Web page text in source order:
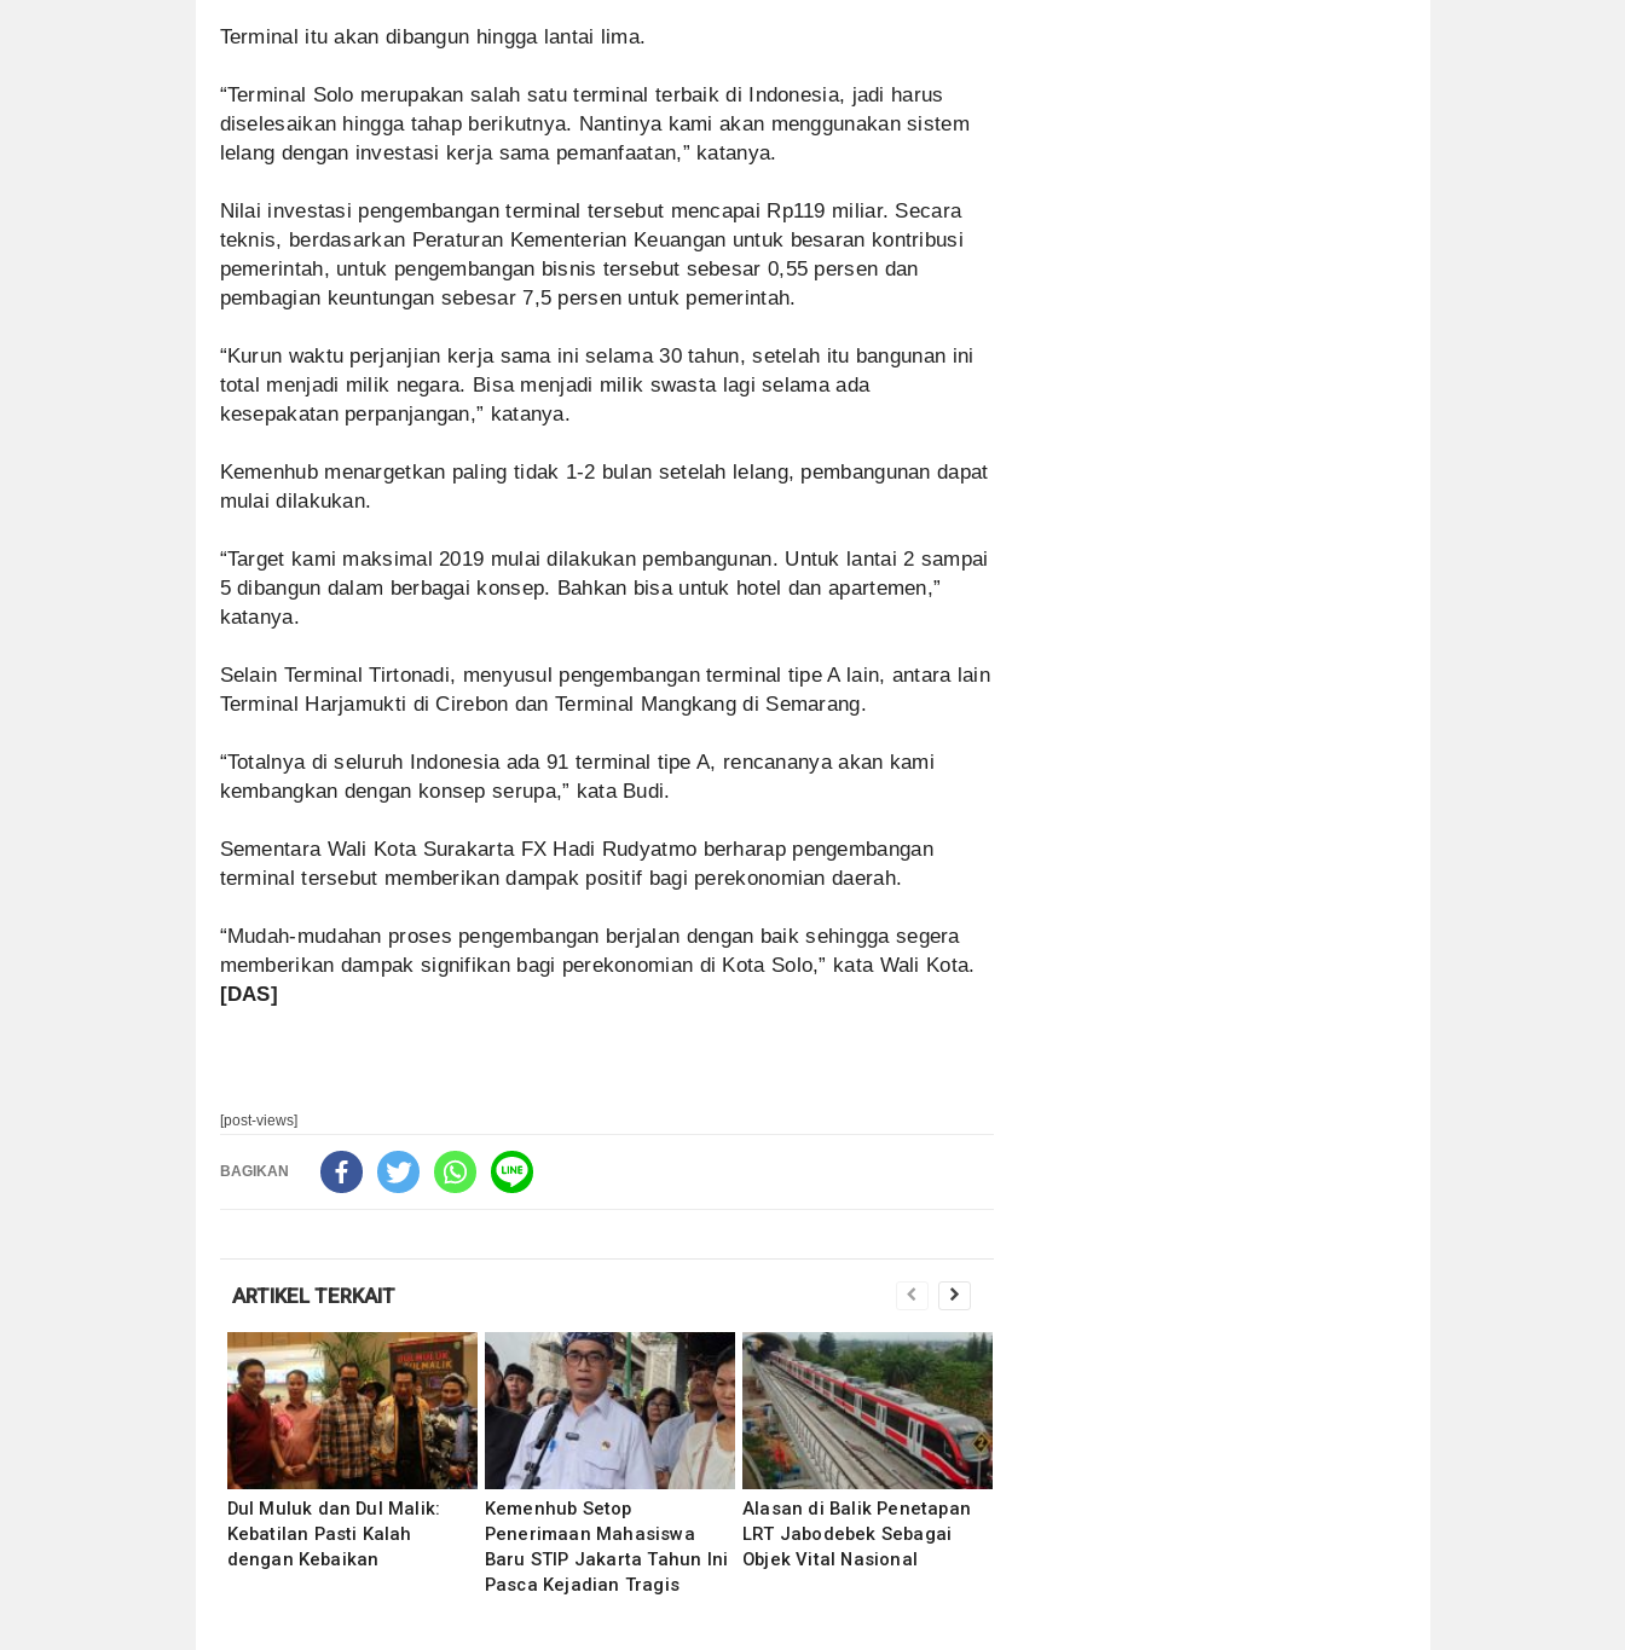
Terminal itu akan dibangun hingga lantai lima.
“Terminal Solo merupakan salah satu terminal terbaik di Indonesia, jadi harus
diselesaikan hingga tahap berikutnya. Nantinya kami akan menggunakan sistem
lelang dengan investasi kerja sama pemanfaatan,” katanya.
Nilai investasi pengembangan terminal tersebut mencapai Rp119 miliar. Secara
teknis, berdasarkan Peraturan Kementerian Keuangan untuk besaran kontribusi
pemerintah, untuk pengembangan bisnis tersebut sebesar 0,55 persen dan
pembagian keuntungan sebesar 7,5 persen untuk pemerintah.
“Kurun waktu perjanjian kerja sama ini selama 30 tahun, setelah itu bangunan ini
total menjadi milik negara. Bisa menjadi milik swasta lagi selama ada
kesepakatan perpanjangan,” katanya.
Kemenhub menargetkan paling tidak 1-2 bulan setelah lelang, pembangunan dapat
mulai dilakukan.
“Target kami maksimal 2019 mulai dilakukan pembangunan. Untuk lantai 2 sampai
5 dibangun dalam berbagai konsep. Bahkan bisa untuk hotel dan apartemen,”
katanya.
Selain Terminal Tirtonadi, menyusul pengembangan terminal tipe A lain, antara lain
Terminal Harjamukti di Cirebon dan Terminal Mangkang di Semarang.
“Totalnya di seluruh Indonesia ada 91 terminal tipe A, rencananya akan kami
kembangkan dengan konsep serupa,” kata Budi.
Sementara Wali Kota Surakarta FX Hadi Rudyatmo berharap pengembangan
terminal tersebut memberikan dampak positif bagi perekonomian daerah.
“Mudah-mudahan proses pengembangan berjalan dengan baik sehingga segera
memberikan dampak signifikan bagi perekonomian di Kota Solo,” kata Wali Kota.
[DAS]
[post-views]
BAGIKAN
ARTIKEL TERKAIT
Dul Muluk dan Dul Malik:
Kebatilan Pasti Kalah
dengan Kebaikan
Kemenhub Setop
Penerimaan Mahasiswa
Baru STIP Jakarta Tahun Ini
Pasca Kejadian Tragis
Alasan di Balik Penetapan
LRT Jabodebek Sebagai
Objek Vital Nasional